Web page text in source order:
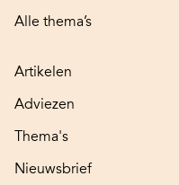
Alle thema’s
Artikelen
Adviezen
Thema's
Nieuwsbrief